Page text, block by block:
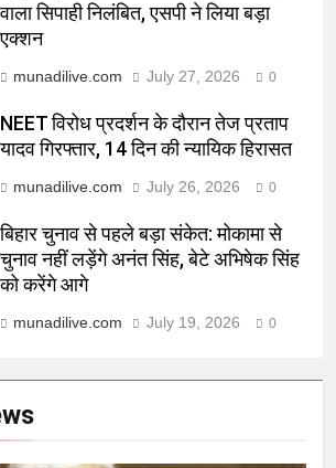
वाला सिपाही निलंबित, एसपी ने लिया बड़ा
एक्शन
munadilive.com July 27, 2026 0
NEET विरोध प्रदर्शन के दौरान तेज प्रताप
यादव गिरफ्तार, 14 दिन की न्यायिक हिरासत
munadilive.com July 26, 2026 0
बिहार चुनाव से पहले बड़ा संकेत: मोकामा से
चुनाव नहीं लड़ेंगे अनंत सिंह, बेटे अभिषेक सिंह
को करेंगे आगे
munadilive.com July 19, 2026 0